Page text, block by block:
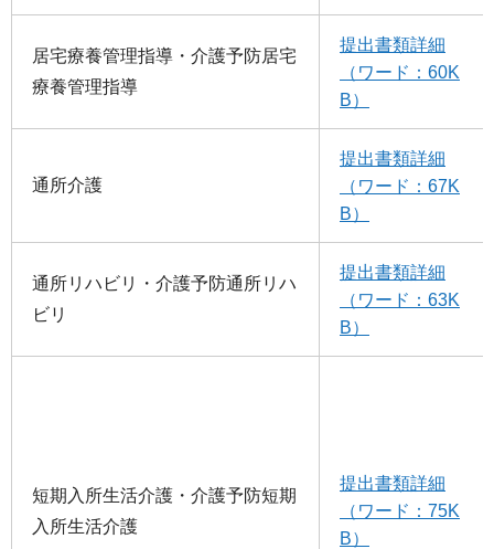
居宅療養管理指導・介護予防居宅
療養管理指導
提出書類詳細
（ワード：60K
B）
通所介護
提出書類詳細
（ワード：67K
B）
通所リハビリ・介護予防通所リハ
ビリ
提出書類詳細
（ワード：63K
B）
短期入所生活介護・介護予防短期
入所生活介護
提出書類詳細
（ワード：75K
B）